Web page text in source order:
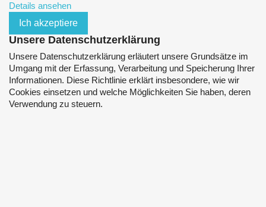
Details ansehen
Ich akzeptiere
Unsere Datenschutzerklärung
Unsere Datenschutzerklärung erläutert unsere Grundsätze im
Umgang mit der Erfassung, Verarbeitung und Speicherung Ihrer
Informationen. Diese Richtlinie erklärt insbesondere, wie wir
Cookies einsetzen und welche Möglichkeiten Sie haben, deren
Verwendung zu steuern.